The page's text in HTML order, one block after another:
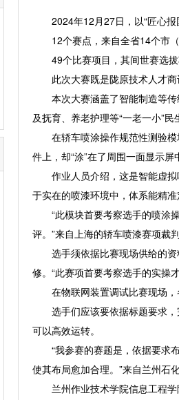
2024年12月27日，以“匠心报
12个赛点，来自全省14个市（
49个比赛项目，其间世赛选拔
此次大赛既是陇原技术人才商
本次大赛涵盖了智能制造等传
及抚育、养老护理等“一老一小”民
在轿车喷涂操作规范性测验模
件上，却“涂”在了周围一面显示屏
作业人员介绍，这是智能虚拟
于实在的喷漆环境中，体系能精
“此模块首要考察选手的喷涂操
评。”来自上海的轿车喷漆赛项裁
选手须依据比赛现场供给的资
修。“此赛项首要考察选手的实操
在物联网装置调试比赛现场，
选手们应该要依据标题要求，
可以高效运转。
“我参赛的赛题是，依据要求布
使其布局愈加合理。”来自兰州石
兰州作业技术学院信息工程学